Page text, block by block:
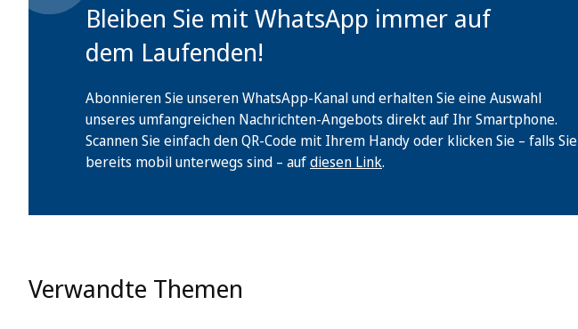
Bleiben Sie mit WhatsApp immer auf
dem Laufenden!
Abonnieren Sie unseren WhatsApp-Kanal und erhalten Sie eine Auswahl
unseres umfangreichen Nachrichten-Angebots direkt auf Ihr Smartphone.
Scannen Sie einfach den QR-Code mit Ihrem Handy oder klicken Sie – falls Sie
bereits mobil unterwegs sind – aufdiesen Link.
Verwandte Themen